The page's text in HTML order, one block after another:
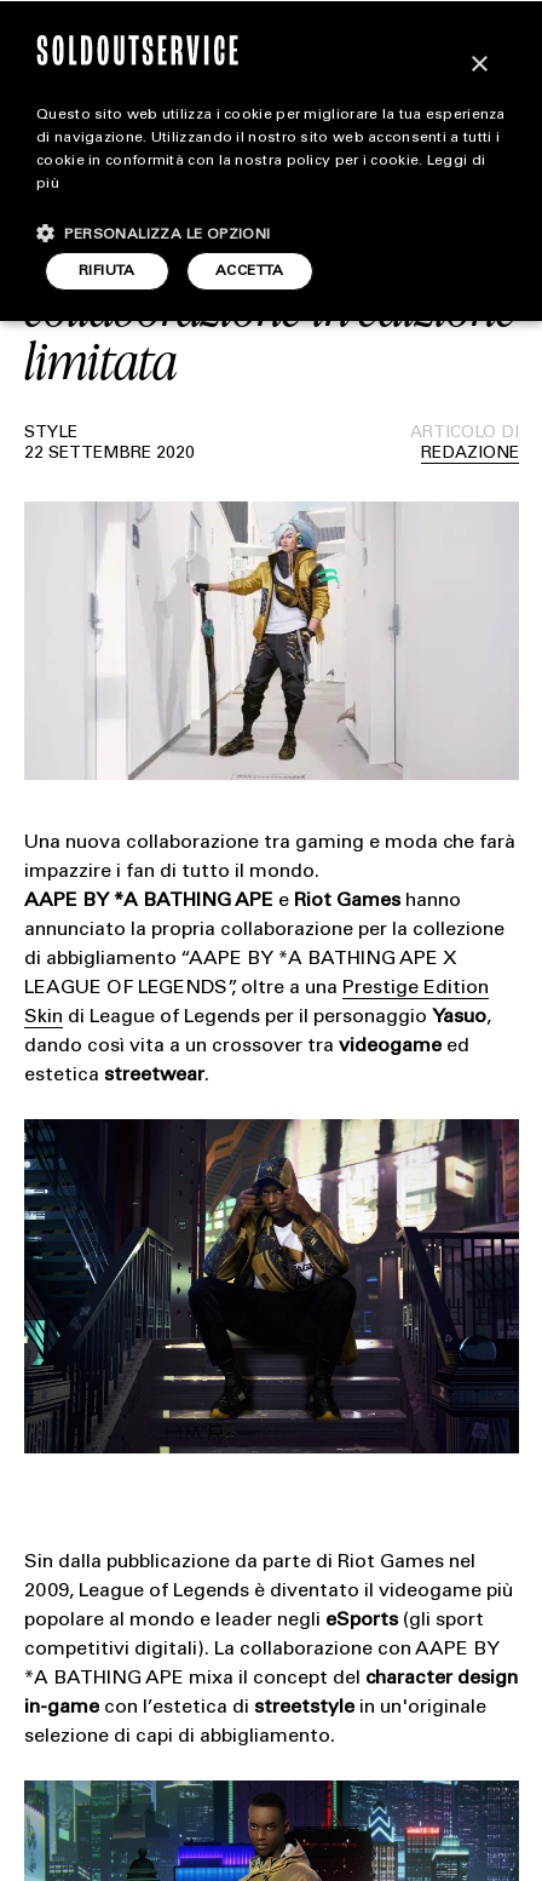
magazine
STYLE
FOOTWEAR
AAPE BY *A BATHING
APE e League of Legends
insieme per una
collaborazione in edizione
limitata
STYLE
22 SETTEMBRE 2020
ARTICOLO DI
REDAZIONE
Una nuova collaborazione tra gaming e moda che farà
impazzire i fan di tutto il mondo.
AAPE BY *A BATHING APE e Riot Gameshanno
annunciato la propria collaborazione per la collezione
di abbigliamento “AAPE BY *A BATHING APE X
LEAGUE OF LEGENDS”, oltre a una Prestige Edition
Skin di League of Legends per il personaggio Yasuo,
dando così vita a un crossover tra videogameed
estetica streetwear.
Sin dalla pubblicazione da parte di Riot Games nel
2009, League of Legends è diventato il videogame più
popolare al mondo e leader negli eSports(gli sport
competitivi digitali). La collaborazione con AAPE BY
*A BATHING APE mixa il concept del character design
in-gamecon l’estetica di streetstylein un'originale
selezione di capi di abbigliamento.
×
Questo sito web utilizza i cookie per migliorare la tua esperienza
di navigazione. Utilizzando il nostro sito web acconsenti a tutti i
cookie in conformità con la nostra policy per i cookie. Leggi di
più
ACCETTA
RIFIUTA
PERSONALIZZA LE OPZIONI